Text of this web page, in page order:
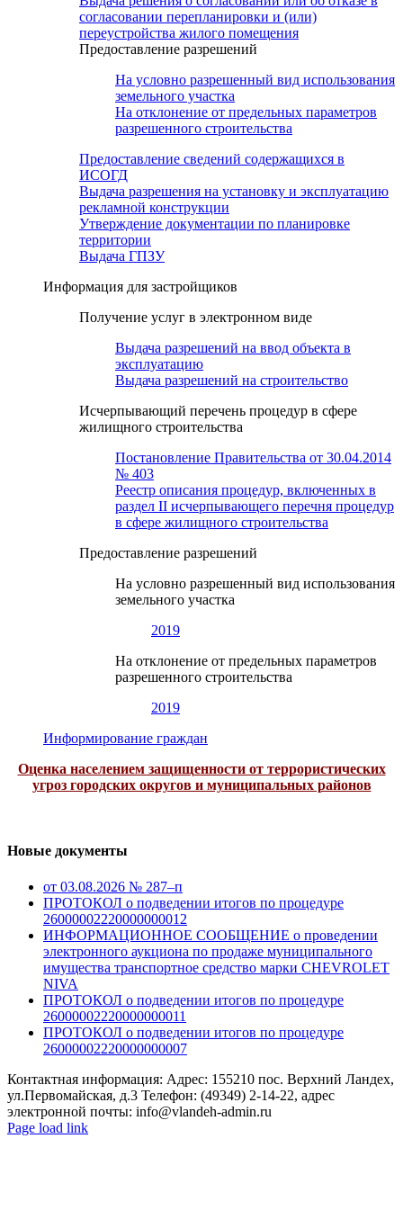
согласовании перепланировки и (или)
переустройства жилого помещения
Предоставление разрешений
На условно разрешенный вид использования
земельного участка
На отклонение от предельных параметров
разрешенного строительства
Предоставление сведений содержащихся в
ИСОГД
Выдача разрешения на установку и эксплуатацию
рекламной конструкции
Утверждение документации по планировке
территории
Выдача ГПЗУ
Информация для застройщиков
Получение услуг в электронном виде
Выдача разрешений на ввод объекта в
эксплуатацию
Выдача разрешений на строительство
Исчерпывающий перечень процедур в сфере
жилищного строительства
Постановление Правительства от 30.04.2014
№ 403
Реестр описания процедур, включенных в
раздел II исчерпывающего перечня процедур
в сфере жилищного строительства
Предоставление разрешений
На условно разрешенный вид использования
земельного участка
2019
На отклонение от предельных параметров
разрешенного строительства
2019
Информирование граждан
Оценка населением защищенности от террористических
угроз городских округов и муниципальных районов
Новые документы
от 03.08.2026 № 287–п
ПРОТОКОЛ о подведении итогов по процедуре
26000002220000000012
ИНФОРМАЦИОННОЕ СООБЩЕНИЕ о проведении
электронного аукциона по продаже муниципального
имущества транспортное средство марки CHEVROLET
NIVA
ПРОТОКОЛ о подведении итогов по процедуре
26000002220000000011
ПРОТОКОЛ о подведении итогов по процедуре
26000002220000000007
Контактная информация: Адрес: 155210 пос. Верхний Ландех,
ул.Первомайская, д.3 Телефон: (49349) 2-14-22, адрес
электронной почты: info@vlandeh-admin.ru
Page load link